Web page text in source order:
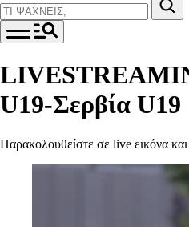
U19-Σερβία U19
Παρακολουθείστε σε live εικόνα